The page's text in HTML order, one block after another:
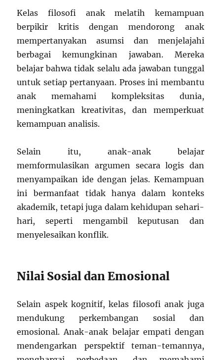
Kelas filosofi anak melatih kemampuan
berpikir kritis dengan mendorong anak
mempertanyakan asumsi dan menjelajahi
berbagai kemungkinan jawaban. Mereka
belajar bahwa tidak selalu ada jawaban tunggal
untuk setiap pertanyaan. Proses ini membantu
anak memahami kompleksitas dunia,
meningkatkan kreativitas, dan memperkuat
kemampuan analisis.
Selain itu, anak-anak belajar
memformulasikan argumen secara logis dan
menyampaikan ide dengan jelas. Kemampuan
ini bermanfaat tidak hanya dalam konteks
akademik, tetapi juga dalam kehidupan sehari-
hari, seperti mengambil keputusan dan
menyelesaikan konflik.
Nilai Sosial dan Emosional
Selain aspek kognitif, kelas filosofi anak juga
mendukung perkembangan sosial dan
emosional. Anak-anak belajar empati dengan
mendengarkan perspektif teman-temannya,